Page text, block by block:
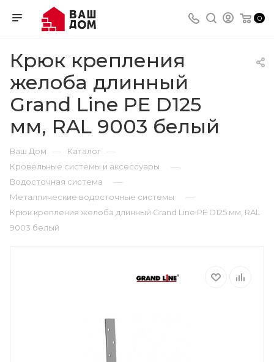
0
Крюк крепления
желоба длинный
Grand Line PE D125
мм, RAL 9003 белый
Ваш Дом — Каталог —
Кровельные системы и аксессуары —
Водосточная система —
Металлические водосточные системы —
Крюк крепления желоба длинный Grand Line PE D125 мм, RAL
9003 белый